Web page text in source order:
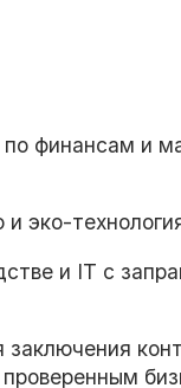
финансам и
эко-
и IT с